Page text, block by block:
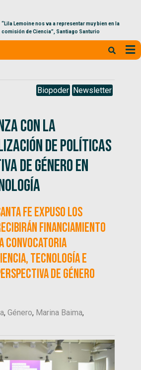
“Lila Lemoine nos va a representar muy bien en la
comisión de Ciencia”, Santiago Santurio
Biopoder Newsletter
con la
de políticas
de género en
Fe expuso los
financiamiento
convocatoria
Tecnología e
de Género
,Género, Marina Baima,